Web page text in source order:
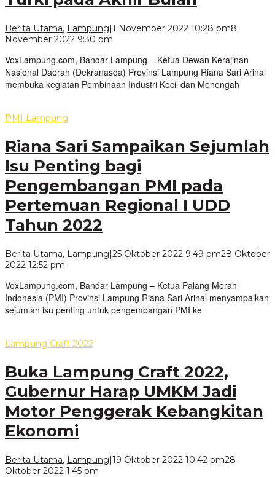
Berita Utama, Lampung|1 November 2022 10:28 pm8
November 2022 9:30 pm
VoxLampung.com, Bandar Lampung – Ketua Dewan Kerajinan
Nasional Daerah (Dekranasda) Provinsi Lampung Riana Sari Arinal
membuka kegiatan Pembinaan Industri Kecil dan Menengah
PMI Lampung
Riana Sari Sampaikan Sejumlah
Isu Penting bagi
Pengembangan PMI pada
Pertemuan Regional I UDD
Tahun 2022
Berita Utama, Lampung|25 Oktober 2022 9:49 pm28 Oktober
2022 12:52 pm
VoxLampung.com, Bandar Lampung – Ketua Palang Merah
Indonesia (PMI) Provinsi Lampung Riana Sari Arinal menyampaikan
sejumlah isu penting untuk pengembangan PMI ke
Lampung Craft 2022
Buka Lampung Craft 2022,
Gubernur Harap UMKM Jadi
Motor Penggerak Kebangkitan
Ekonomi
Berita Utama, Lampung|19 Oktober 2022 10:42 pm28
Oktober 2022 1:45 pm